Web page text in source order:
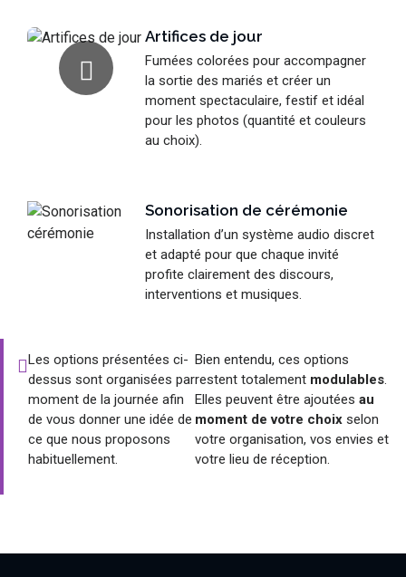
Artifices de jour
Fumées colorées pour accompagner
la sortie des mariés et créer un
moment spectaculaire, festif et idéal
pour les photos (quantité et couleurs
au choix).
Sonorisation de cérémonie
Installation d’un système audio discret
et adapté pour que chaque invité
profite clairement des discours,
interventions et musiques.
Les options présentées ci-
dessus sont organisées par
moment de la journée afin
de vous donner une idée de
ce que nous proposons
habituellement.
Bien entendu, ces options
restent totalement modulables.
Elles peuvent être ajoutéesau
moment de votre choix selon
votre organisation, vos envies et
votre lieu de réception.